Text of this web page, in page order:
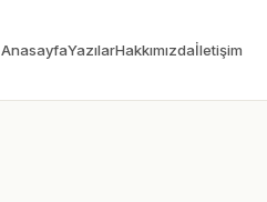
AnasayfaYazılarHakkımızdaİletişim